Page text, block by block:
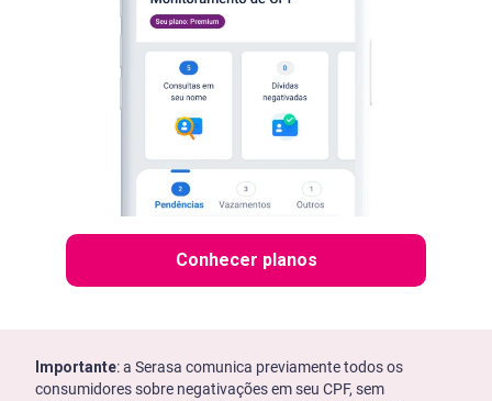
Conhecer planos
Importante: a Serasa comunica previamente todos os
consumidores sobre negativações em seu CPF, sem